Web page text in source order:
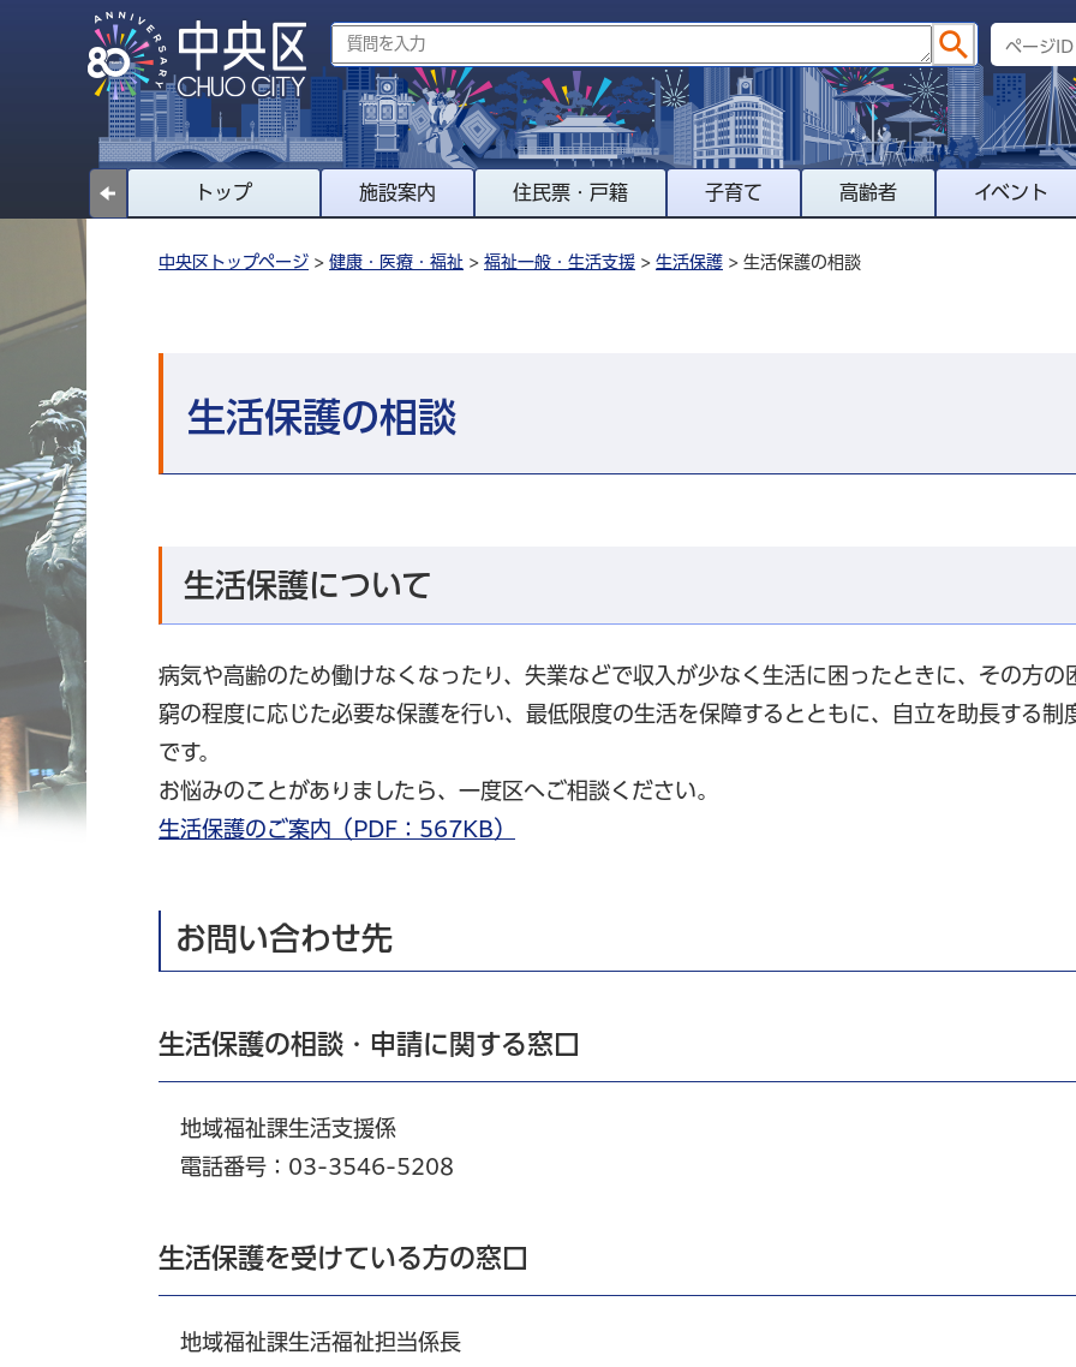
トップ 施設案内 住民票・戸籍 子育て 高齢者 イベント
中央区トップページ > 健康・医療・福祉 > 福祉一般・生活支援 > 生活保護 > 生活保護の相談
生活保護の相談
生活保護について
病気や高齢のため働けなくなったり、失業などで収入が少なく生活に困ったときに、その方の
窮の程度に応じた必要な保護を行い、最低限度の生活を保障するとともに、自立を助長する制
です。
お悩みのことがありましたら、一度区へご相談ください。
生活保護のご案内（PDF：567KB）
お問い合わせ先
生活保護の相談・申請に関する窓口
地域福祉課生活支援係
電話番号：03-3546-5208
生活保護を受けている方の窓口
地域福祉課生活福祉担当係長